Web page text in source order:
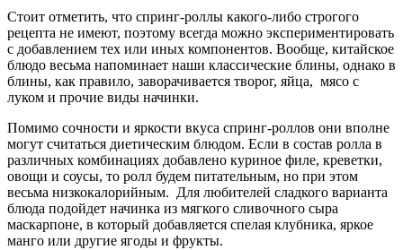
Стоит отметить, что спринг-роллы какого-либо строгого
рецепта не имеют, поэтому всегда можно экспериментировать
с добавлением тех или иных компонентов. Вообще, китайское
блюдо весьма напоминает наши классические блины, однако в
блины, как правило, заворачивается творог, яйца, мясо с
луком и прочие виды начинки.
Помимо сочности и яркости вкуса спринг-роллов они вполне
могут считаться диетическим блюдом. Если в состав ролла в
различных комбинациях добавлено куриное филе, креветки,
овощи и соусы, то ролл будем питательным, но при этом
весьма низкокалорийным. Для любителей сладкого варианта
блюда подойдет начинка из мягкого сливочного сыра
маскарпоне, в который добавляется спелая клубника, яркое
манго или другие ягоды и фрукты.